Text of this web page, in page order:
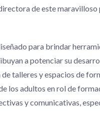
de este
para brindar
a potenciar su
talleres y espacios de
los adultos en rol de
y comunicativas,